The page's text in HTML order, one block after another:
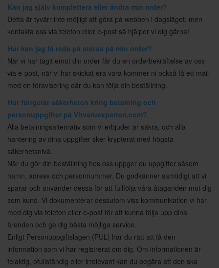
Kan jag själv komplettera eller ändra min order?
Detta är tyvärr inte möjligt att göra på webben i dagsläget, men
kontakta oss via telefon eller e-post så hjälper vi dig gärna!
Hur kan jag få reda på status på min order?
När vi har tagit emot din order får du en orderbekräftelse av oss
via e-post, när vi har skickat era vara kommer ni också få ett mail
med en föravisering där du kan följa din beställning.
Hur fungerar säkerheten kring betalning och
personuppgifter på Vitvaruexperten.com?
Alla betalningsalternativ som vi erbjuder är säkra, och alla
hantering av dina uppgifter sker krypterat med högsta
säkerhetsnivå.
När du gör din beställning hos oss uppger du uppgifter såsom
namn, adress och personnummer. Du godkänner samtidigt att vi
sparar och använder dessa för att fullfölja våra åtaganden mot dig
som kund. Vi dokumenterar dessutom viss kommunikation vi har
med dig via telefon eller e-post för att kunna följa upp dina
ärenden och ge dig bästa möjliga service.
Enligt Personuppgiftslagen (PUL) har du rätt att få den
information som vi har registrerat om dig. Om informationen är
felaktig, ofullständig eller irrelevant kan du begära att den ska